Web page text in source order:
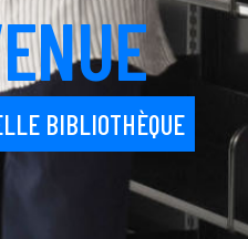
ENUE
BIBLIOTHÈQUE